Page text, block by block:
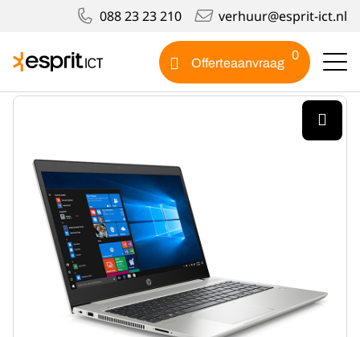
088 23 23 210 verhuur@esprit-ict.nl
Offerteaanvraag
0
Producten
HP Probook 450 15"